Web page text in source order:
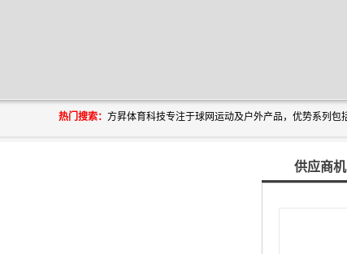
热门搜索：
供应商机